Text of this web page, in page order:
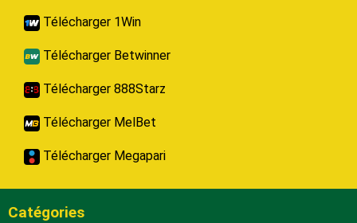
Télécharger 1Win
Télécharger Betwinner
Télécharger 888Starz
Télécharger MelBet
Télécharger Megapari
Catégories